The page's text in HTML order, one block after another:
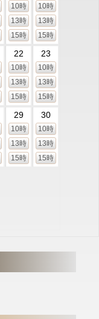
10時
13時
15時
10時
13時
15時
22
10時
13時
15時
23
10時
13時
15時
29
10時
13時
15時
30
10時
13時
15時